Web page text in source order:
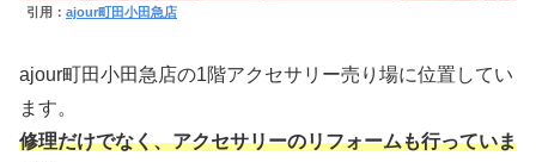
引用： ajour町田小田急店
ajour町田小田急店の1階アクセサリー売り場に位置してい
ます。
修理だけでなく、アクセサリーのリフォームも行っていま